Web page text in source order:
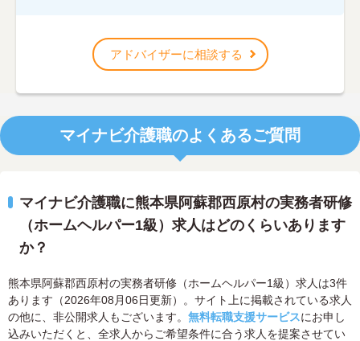
アドバイザーに相談する
マイナビ介護職のよくあるご質問
マイナビ介護職に熊本県阿蘇郡西原村の実務者研修
（ホームヘルパー1級）求人はどのくらいあります
か？
熊本県阿蘇郡西原村の実務者研修（ホームヘルパー1級）求人は3件
あります（2026年08月06日更新）。サイト上に掲載されている求人
の他に、非公開求人もございます。 無料転職支援サービスにお申し
込みいただくと、全求人からご希望条件に合う求人を提案させてい